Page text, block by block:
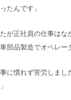
たんです」
が正社員の仕事は
部品製造でオペレー
に慣れず苦労しま